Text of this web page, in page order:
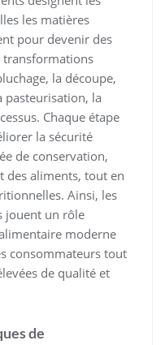
les matières
pour devenir des
transformations
la découpe,
pasteurisation, la
Chaque étape
la sécurité
de conservation,
des aliments, tout en
Ainsi, les
jouent un rôle
moderne
consommateurs tout
de qualité et
de